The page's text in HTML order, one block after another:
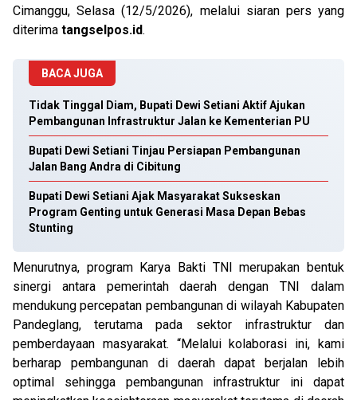
Cimanggu, Selasa (12/5/2026), melalui siaran pers yang
diterima tangselpos.id.
BACA JUGA
Tidak Tinggal Diam, Bupati Dewi Setiani Aktif Ajukan
Pembangunan Infrastruktur Jalan ke Kementerian PU
Bupati Dewi Setiani Tinjau Persiapan Pembangunan
Jalan Bang Andra di Cibitung
Bupati Dewi Setiani Ajak Masyarakat Sukseskan
Program Genting untuk Generasi Masa Depan Bebas
Stunting
Menurutnya, program Karya Bakti TNI merupakan bentuk
sinergi antara pemerintah daerah dengan TNI dalam
mendukung percepatan pembangunan di wilayah Kabupaten
Pandeglang, terutama pada sektor infrastruktur dan
pemberdayaan masyarakat. “Melalui kolaborasi ini, kami
berharap pembangunan di daerah dapat berjalan lebih
optimal sehingga pembangunan infrastruktur ini dapat